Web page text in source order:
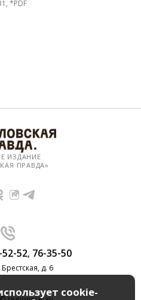
*PDF
ИЗДАНИЕ
ПРАВДА»
52, 76-35-50
д. 6
cookie-